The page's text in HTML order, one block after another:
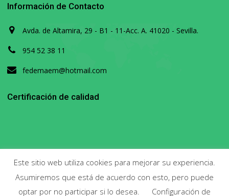
Información de Contacto
Avda. de Altamira, 29 - B1 - 11-Acc. A. 41020 - Sevilla.
954 52 38 11
fedemaem@hotmail.com
Certificación de calidad
Este sitio web utiliza cookies para mejorar su experiencia.
Asumiremos que está de acuerdo con esto, pero puede
optar por no participar si lo desea.
Configuración de